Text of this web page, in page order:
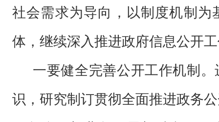
社会需求为导向，以制度机制为
体，继续深入推进政府信息公开
一要健全完善公开工作机制
识，研究制订贯彻全面推进政务